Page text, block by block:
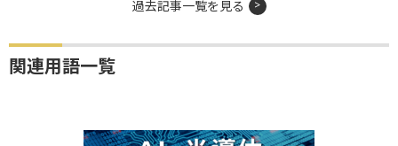
過去記事一覧を見る
関連用語一覧